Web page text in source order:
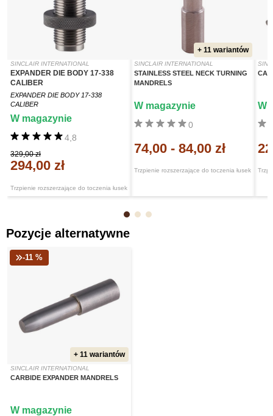
SINCLAIR INTERNATIONAL
EXPANDER DIE BODY 17-338
CALIBER
EXPANDER DIE BODY 17-338
CALIBER
Trzpienie rozszerzające do toczenia łusek
4,8
W magazynie
329,00 zł
294,00 zł
+ 11 wariantów
SINCLAIR INTERNATIONAL
STAINLESS STEEL NECK TURNING
MANDRELS
Trzpienie rozszerzające do toczenia łusek
0
W magazynie
74,00 - 84,00 zł
W
Pozycje alternatywne
-11 %
+ 11 wariantów
SINCLAIR INTERNATIONAL
CARBIDE EXPANDER MANDRELS
W magazynie